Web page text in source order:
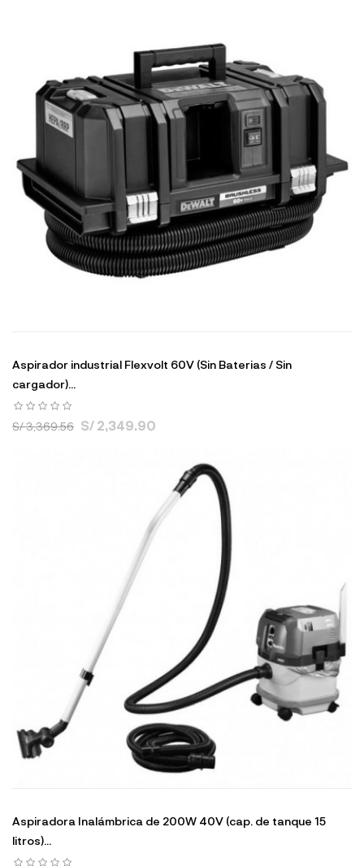
Aspirador industrial Flexvolt 60V (Sin Baterias / Sin
cargador)...
S/ 3,369.56 S/ 2,349.90
Aspiradora Inalámbrica de 200W 40V (cap. de tanque 15
litros)...